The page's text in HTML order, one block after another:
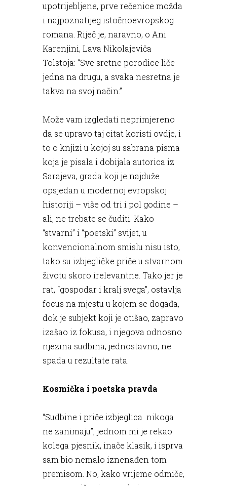
upotrijebljene, prve rečenice možda
i najpoznatijeg istočnoevropskog
romana. Riječ je, naravno, o Ani
Karenjini, Lava Nikolajeviča
Tolstoja: “Sve sretne porodice liče
jedna na drugu, a svaka nesretna je
takva na svoj način.”
Može vam izgledati neprimjereno
da se upravo taj citat koristi ovdje, i
to o knjizi u kojoj su sabrana pisma
koja je pisala i dobijala autorica iz
Sarajeva, grada koji je najduže
opsjedan u modernoj evropskoj
historiji – više od tri i pol godine –
ali, ne trebate se čuditi. Kako
“stvarni” i “poetski” svijet, u
konvencionalnom smislu nisu isto,
tako su izbjegličke priče u stvarnom
životu skoro irelevantne. Tako jer je
rat, “gospodar i kralj svega”, ostavlja
focus na mjestu u kojem se događa,
dok je subjekt koji je otišao, zapravo
izašao iz fokusa, i njegova odnosno
njezina sudbina, jednostavno, ne
spada u rezultate rata.
Kosmička i poetska pravda
“Sudbine i priče izbjeglica nikoga
ne zanimaju”, jednom mi je rekao
kolega pjesnik, inače klasik, i isprva
sam bio nemalo iznenađen tom
premisom. No, kako vrijeme odmiče,